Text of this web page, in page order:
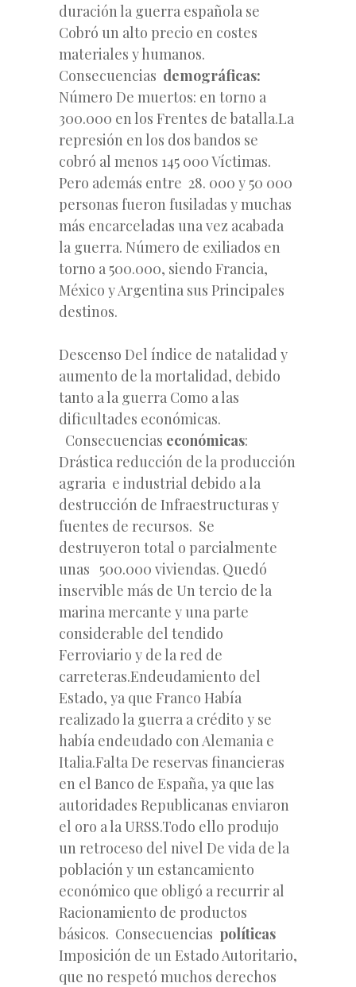
duración la guerra española se
Cobró un alto precio en costes
materiales y humanos.
Consecuencias demográficas:
Número De muertos: en torno a
300.000 en los Frentes de batalla.La
represión en los dos bandos se
cobró al menos 145 000 Víctimas.
Pero además entre 28. 000 y 50 000
personas fueron fusiladas y muchas
más encarceladas una vez acabada
la guerra. Número de exiliados en
torno a 500.000, siendo Francia,
México y Argentina sus Principales
destinos.
Descenso Del índice de natalidad y
aumento de la mortalidad, debido
tanto a la guerra Como a las
dificultades económicas.
Consecuencias económicas:
Drástica reducción de la producción
agraria e industrial debido a la
destrucción de Infraestructuras y
fuentes de recursos. Se
destruyeron total o parcialmente
unas 500.000 viviendas. Quedó
inservible más de Un tercio de la
marina mercante y una parte
considerable del tendido
Ferroviario y de la red de
carreteras.Endeudamiento del
Estado, ya que Franco Había
realizado la guerra a crédito y se
había endeudado con Alemania e
Italia.Falta De reservas financieras
en el Banco de España, ya que las
autoridades Republicanas enviaron
el oro a la URSS.Todo ello produjo
un retroceso del nivel De vida de la
población y un estancamiento
económico que obligó a recurrir al
Racionamiento de productos
básicos. Consecuencias políticas
Imposición de un Estado Autoritario,
que no respetó muchos derechos